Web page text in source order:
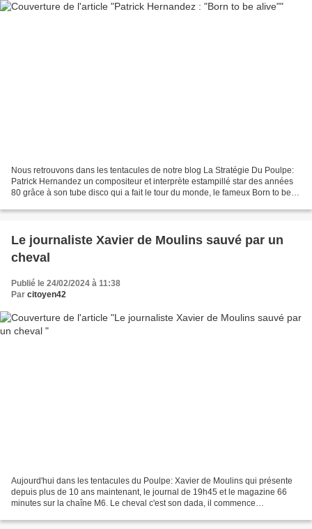
Nous retrouvons dans les tentacules de notre blog La Stratégie Du Poulpe:
Patrick Hernandez un compositeur et interprète estampillé star des années
80 grâce à son tube disco qui a fait le tour du monde, le fameux Born to be
Le journaliste Xavier de Moulins sauvé par un
cheval
Publié le 24/02/2024 à 11:38
Par citoyen42
Aujourd'hui dans les tentacules du Poulpe: Xavier de Moulins qui présente
depuis plus de 10 ans maintenant, le journal de 19h45 et le magazine 66
minutes sur la chaîne M6. Le cheval c'est son dada, il commence